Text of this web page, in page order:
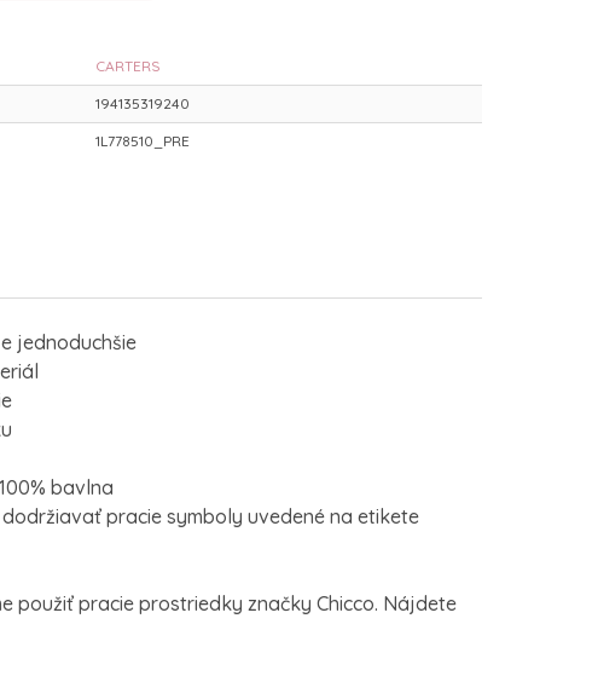
CARTERS
194135319240
1L778510_PRE
jednoduchšie
bavlna
pracie symboly uvedené na etikete
použiť pracie prostriedky značky Chicco. Nájdete